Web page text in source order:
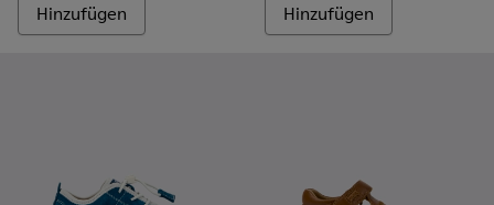
Hinzufügen Hinzufügen